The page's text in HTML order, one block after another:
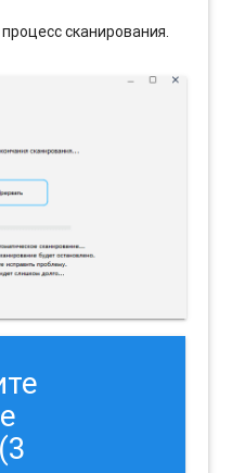
сканирования.